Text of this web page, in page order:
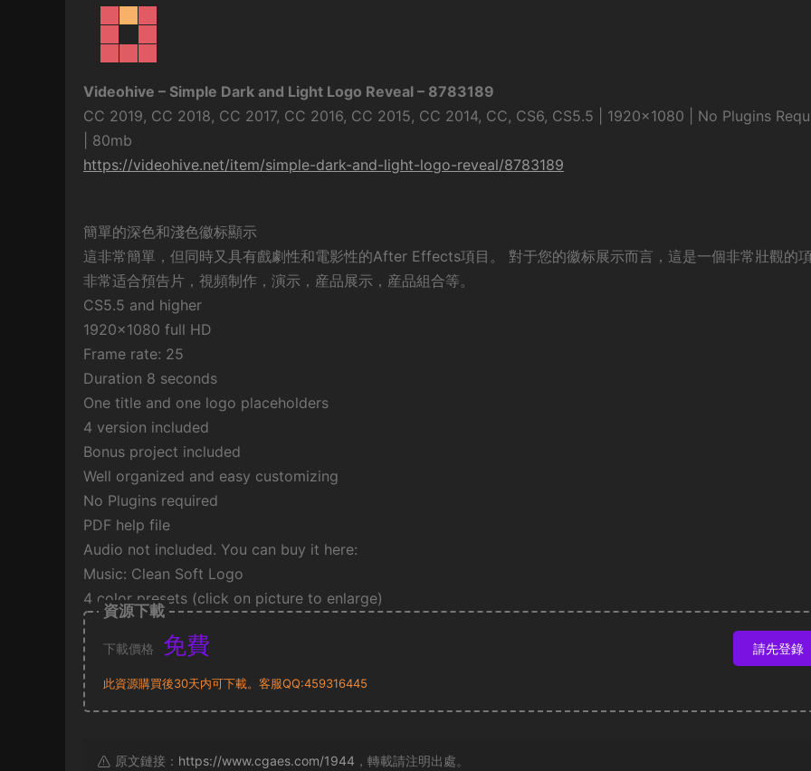
Videohive – Simple Dark and Light Logo Reveal – 8783189
CC 2019, CC 2018, CC 2017, CC 2016, CC 2015, CC 2014, CC, CS6, CS5.5 | 1920×1080 | No Plugins
| 80mb
https://videohive.net/item/simple-dark-and-light-logo-reveal/8783189
簡單的深色和淺色徽标顯示
這非常簡單，但同時又具有戲劇性和電影性的After Effects項目。 對于您的徽标展示而言，這是一個非常壯觀的項
非常适合預告片，視頻制作，演示，産品展示，産品組合等。
CS5.5 and higher
1920×1080 full HD
Frame rate: 25
Duration 8 seconds
One title and one logo placeholders
4 version included
Bonus project included
Well organized and easy customizing
No Plugins required
PDF help file
Audio not included. You can buy it here:
Music: Clean Soft Logo
4 color presets (click on picture to enlarge)
資源下載
下載價格 免費 請先登錄
此資源購買後30天内可下載。客服QQ:459316445
原文鏈接： https://www.cgaes.com/1944 ，轉載請注明出處。